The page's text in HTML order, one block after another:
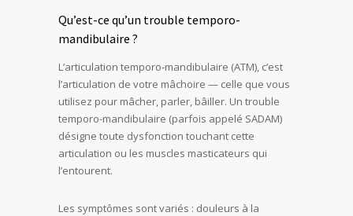
Qu’est-ce qu’un trouble temporo-
mandibulaire ?
L’articulation temporo-mandibulaire (ATM), c’est
l’articulation de votre mâchoire — celle que vous
utilisez pour mâcher, parler, bâiller. Un trouble
temporo-mandibulaire (parfois appelé SADAM)
désigne toute dysfonction touchant cette
articulation ou les muscles masticateurs qui
l’entourent.
Les symptômes sont variés : douleurs à la